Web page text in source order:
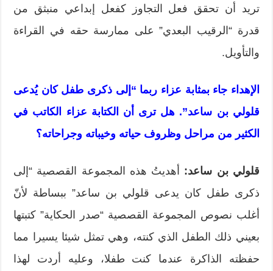
تريد أن تحقق فعل التجاوز كفعل إبداعي منبثق من
قدرة “الرقيب البعدي” على ممارسة حقه في القراءة
والتأويل.
الإهداء جاء بمثابة عزاء ربما “إلى ذكرى طفل كان يُدعى
قلولي بن ساعد”. هل ترى أن الكتابة عزاء الكاتب في
الكثير من مراحل وظروف حياته وخيباته وجراحاته؟
قلولي بن ساعد: أهديتُ هذه المجموعة القصصية “إلى
ذكرى طفل كان يدعى قلولي بن ساعد” ببساطة لأنّ
أغلب نصوص المجموعة القصصية “صدر الحكاية” كتبتها
بعيني ذلك الطفل الذي كنته، وهي تمثل شيئا يسيرا مما
حفظته الذاكرة عندما كنت طفلا، وعليه أردت لهذا